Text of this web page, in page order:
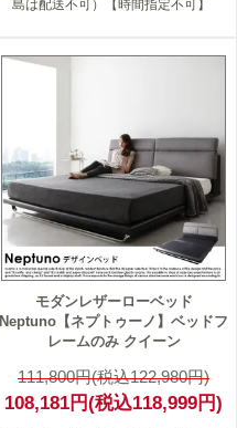
島は配送不可）【時間指定不可】
モダンレザーローベッド
Neptuno【ネプトゥーノ】ベッドフ
レームのみ クイーン
111,800円(税込122,980円)
108,181円(税込118,999円)